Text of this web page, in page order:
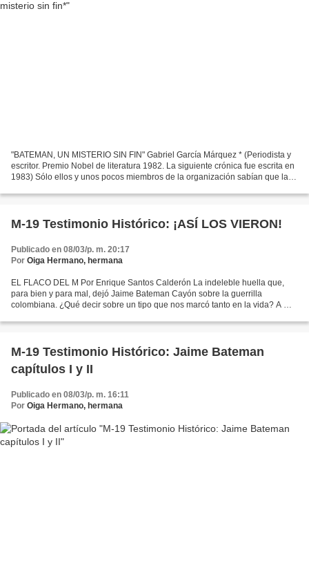
"BATEMAN, UN MISTERIO SIN FIN" Gabriel García Márquez * (Periodista y
escritor. Premio Nobel de literatura 1982. La siguiente crónica fue escrita en
1983) Sólo ellos y unos pocos miembros de la organización sabían que la
M-19 Testimonio Histórico: ¡ASÍ LOS VIERON!
Publicado en 08/03/p. m. 20:17
Por Oiga Hermano, hermana
EL FLACO DEL M Por Enrique Santos Calderón La indeleble huella que,
para bien y para mal, dejó Jaime Bateman Cayón sobre la guerrilla
colombiana. ¿Qué decir sobre un tipo que nos marcó tanto en la vida? A mí,
M-19 Testimonio Histórico: Jaime Bateman
capítulos I y II
Publicado en 08/03/p. m. 16:11
Por Oiga Hermano, hermana